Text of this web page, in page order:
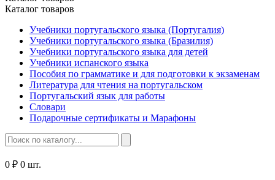
Каталог товаров
Учебники португальского языка (Португалия)
Учебники португальского языка (Бразилия)
Учебники португальского языка для детей
Учебники испанского языка
Пособия по грамматике и для подготовки к экзаменам
Литература для чтения на португальском
Португальский язык для работы
Словари
Подарочные сертификаты и Марафоны
0 ₽ 0 шт.